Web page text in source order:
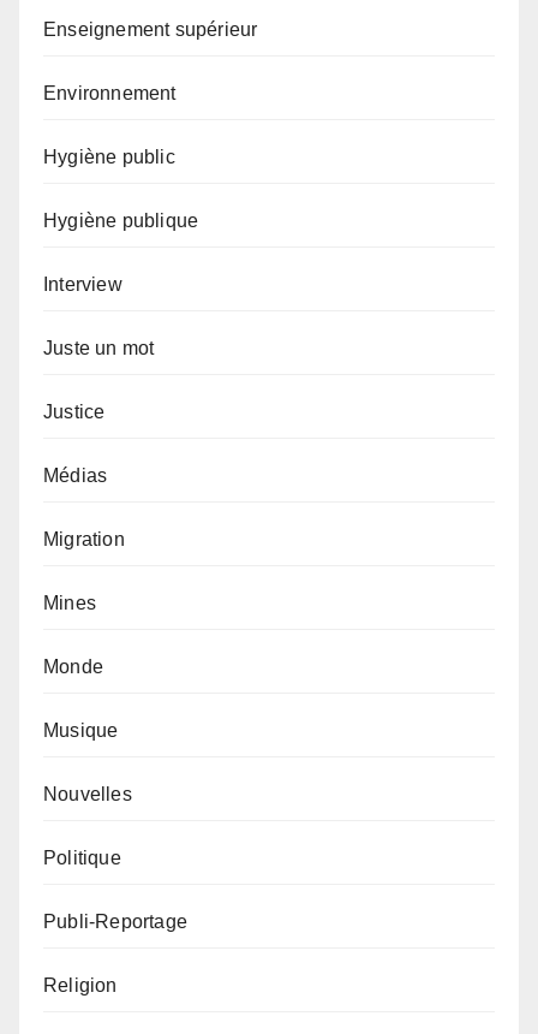
Enseignement supérieur
Environnement
Hygiène public
Hygiène publique
Interview
Juste un mot
Justice
Médias
Migration
Mines
Monde
Musique
Nouvelles
Politique
Publi-Reportage
Religion